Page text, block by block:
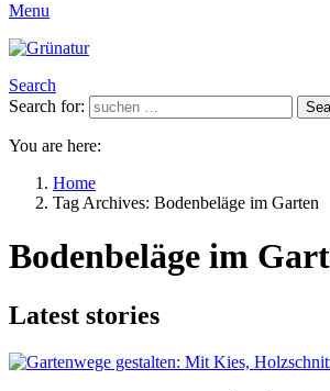
Menu
Search
Search for:
You are here:
Home
Tag Archives: Bodenbeläge im Garten
Bodenbeläge im
Latest stories